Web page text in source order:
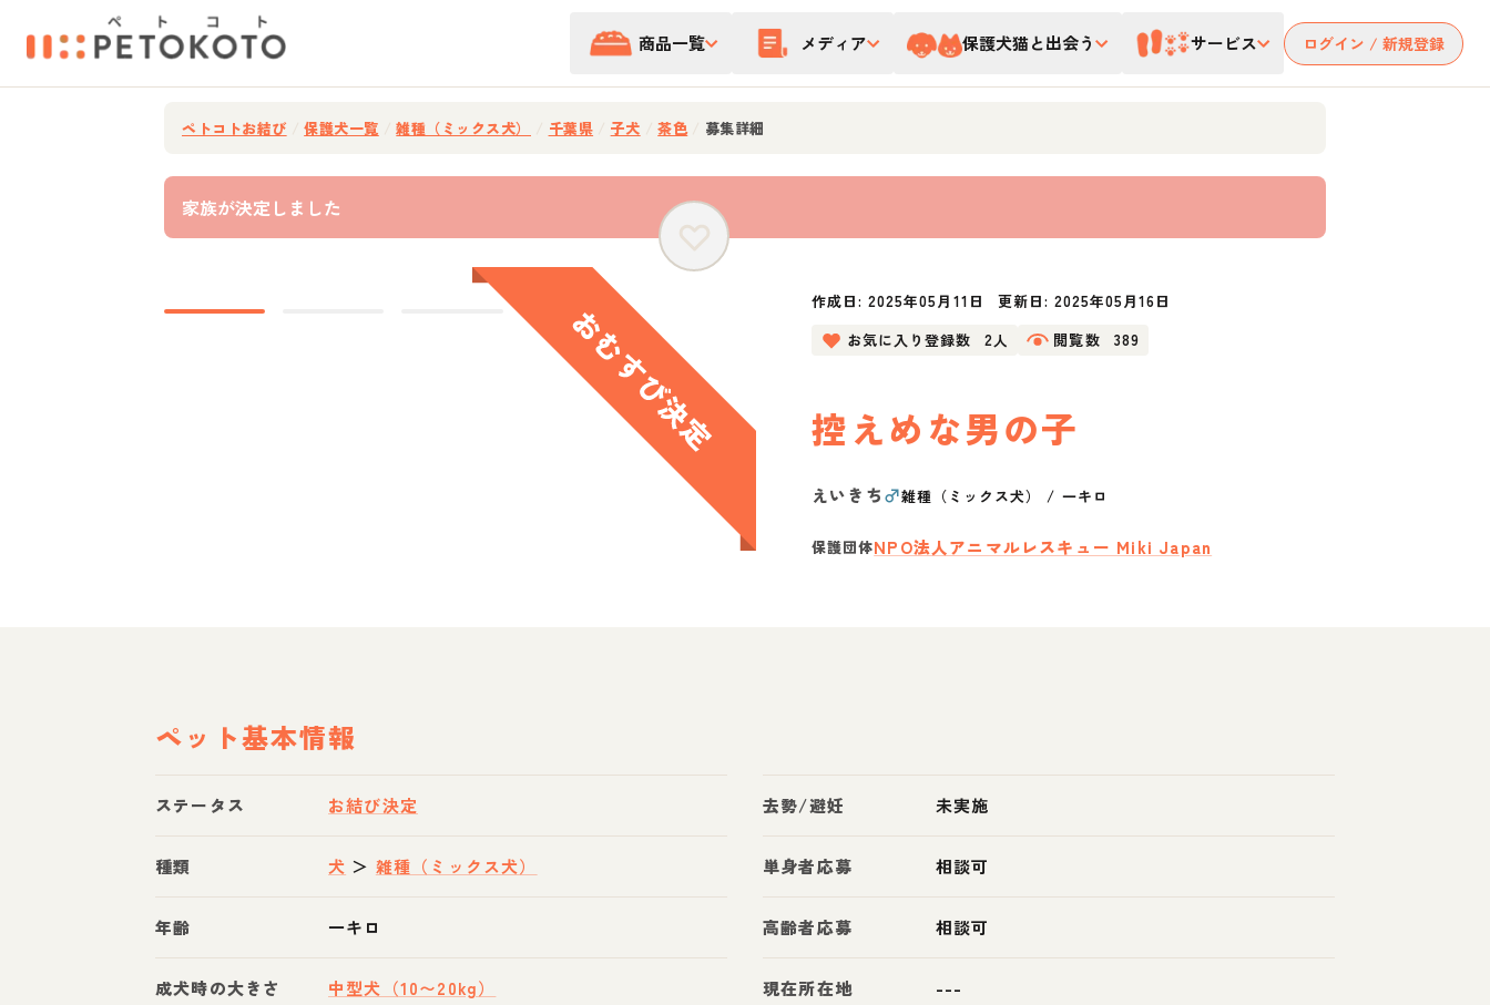
商品一覧 メディア 保護犬猫と出会う サービス ログイン / 新規登録
ペトコトお結び 保護犬一覧 雑種（ミックス犬） 千葉県 子犬 茶色 募集詳細
家族が決定しました
作成日:2025年05月11日 更新日: 2025年05月16日
お気に入り登録数
2人 閲覧数 389
控えめな男の子
えいきち♂雑種（ミックス犬） / 一キロ
保護団体NPO法人アニマルレスキュー Miki Japan
ペット基本情報
ステータス お結び決定
種類 犬 ＞ 雑種（ミックス犬）
年齢 一キロ
成犬時の大きさ 中型犬（10〜20kg）
去勢/避妊 未実施
単身者応募 相談可
高齢者応募 相談可
現在所在地 ---